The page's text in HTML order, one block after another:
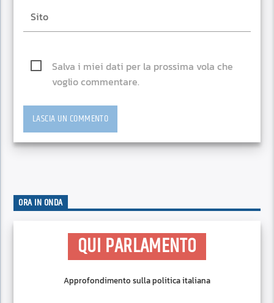
Salva i miei dati per la prossima vola che
voglio commentare.
ORA IN ONDA
QUI PARLAMENTO
Approfondimento sulla politica italiana